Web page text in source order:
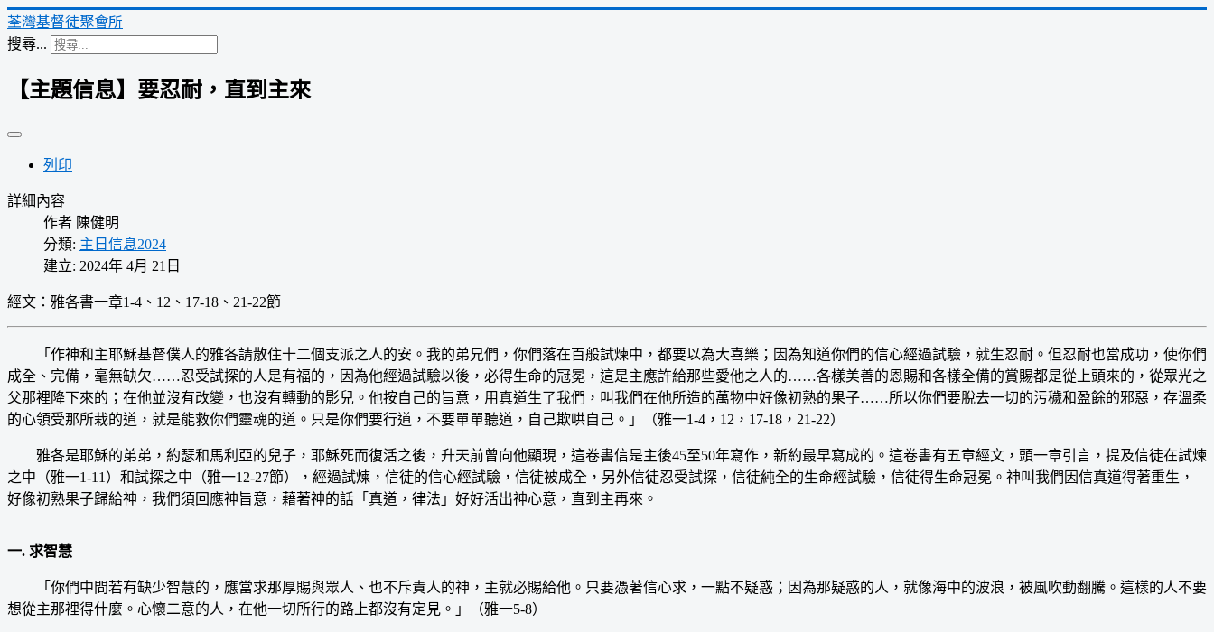
荃灣基督徒聚會所
搜尋...
【主題信息】要忍耐，直到主來
列印
詳細內容
作者 陳健明
分類: 主日信息2024
建立: 2024年 4月 21日
經文：雅各書一章1-4、12、17-18、21-22節
「作神和主耶穌基督僕人的雅各請散住十二個支派之人的安。我的弟兄們，你們落在百般試煉中，都要以為大喜樂；因為知道你們的信心經過試驗，就生忍耐。但忍耐也當成功，使你們
成全、完備，毫無缺欠……忍受試探的人是有福的，因為他經過試驗以後，必得生命的冠冕，這是主應許給那些愛他之人的……各樣美善的恩賜和各樣全備的賞賜都是從上頭來的，從眾光之
父那裡降下來的；在他並沒有改變，也沒有轉動的影兒。他按自己的旨意，用真道生了我們，叫我們在他所造的萬物中好像初熟的果子……所以你們要脫去一切的污穢和盈餘的邪惡，存溫柔
的心領受那所栽的道，就是能救你們靈魂的道。只是你們要行道，不要單單聽道，自己欺哄自己。」（雅一1-4，12，17-18，21-22）
雅各是耶穌的弟弟，約瑟和馬利亞的兒子，耶穌死而復活之後，升天前曾向他顯現，這卷書信是主後45至50年寫作，新約最早寫成的。這卷書有五章經文，頭一章引言，提及信徒在試煉
之中（雅一1-11）和試探之中（雅一12-27節），經過試煉，信徒的信心經試驗，信徒被成全，另外信徒忍受試探，信徒純全的生命經試驗，信徒得生命冠冕。神叫我們因信真道得著重生，
好像初熟果子歸給神，我們須回應神旨意，藉著神的話「真道，律法」好好活出神心意，直到主再來。
一. 求智慧
「你們中間若有缺少智慧的，應當求那厚賜與眾人、也不斥責人的神，主就必賜給他。只要憑著信心求，一點不疑惑；因為那疑惑的人，就像海中的波浪，被風吹動翻騰。這樣的人不要
想從主那裡得什麼。心懷二意的人，在他一切所行的路上都沒有定見。」（雅一5-8）